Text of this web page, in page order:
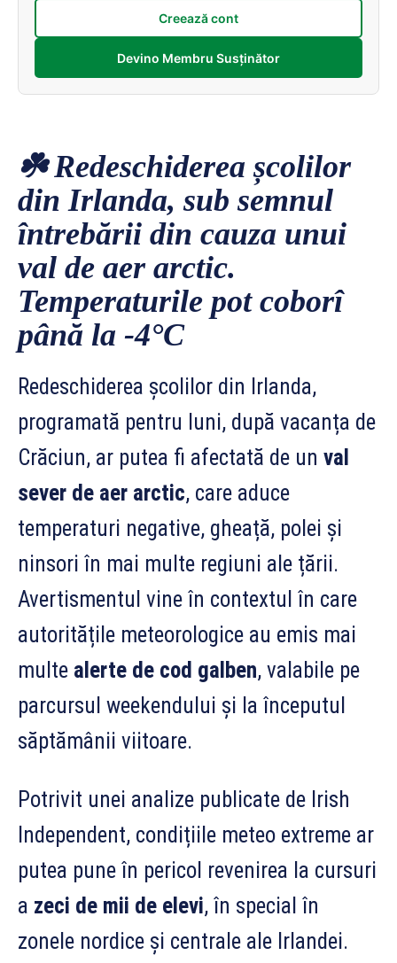
Creează cont
Devino Membru Susținător
☘️ Redeschiderea școlilor
din Irlanda, sub semnul
întrebării din cauza unui
val de aer arctic.
Temperaturile pot coborî
până la -4°C
Redeschiderea școlilor din Irlanda,
programată pentru luni, după vacanța de
Crăciun, ar putea fi afectată de un val
sever de aer arctic, care aduce
temperaturi negative, gheață, polei și
ninsori în mai multe regiuni ale țării.
Avertismentul vine în contextul în care
autoritățile meteorologice au emis mai
multe alerte de cod galben, valabile pe
parcursul weekendului și la începutul
săptămânii viitoare.
Potrivit unei analize publicate de Irish
Independent, condițiile meteo extreme ar
putea pune în pericol revenirea la cursuri
a zeci de mii de elevi, în special în
zonele nordice și centrale ale Irlandei.